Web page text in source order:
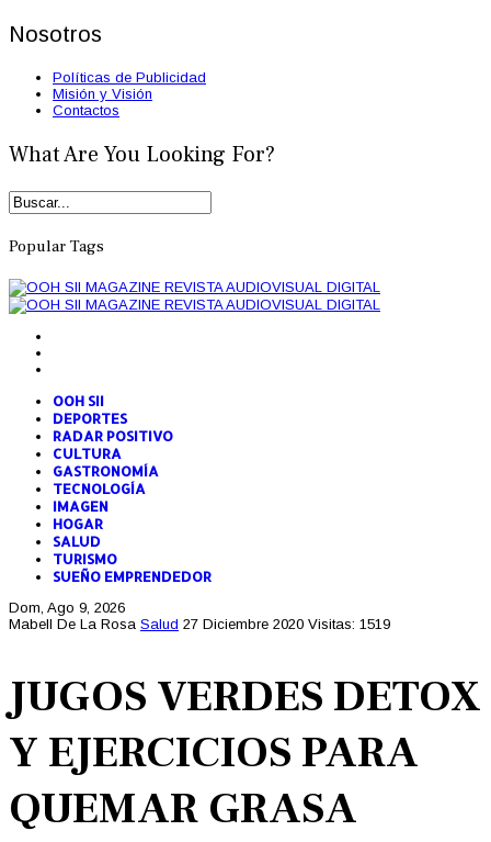
Nosotros
Políticas de Publicidad
Misión y Visión
Contactos
What Are You Looking For?
Popular Tags
OOH SII
DEPORTES
RADAR POSITIVO
CULTURA
GASTRONOMÍA
TECNOLOGÍA
IMAGEN
HOGAR
SALUD
TURISMO
SUEÑO EMPRENDEDOR
Dom, Ago 9, 2026
Mabell De La Rosa Salud 27 Diciembre 2020 Visitas: 1519
JUGOS VERDES DETOX
Y EJERCICIOS PARA
QUEMAR GRASA